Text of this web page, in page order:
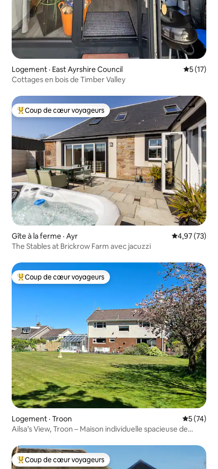
Logement · East Ayrshire Council Note
5 (17)
Cottages en bois de Timber Valley
Coup de cœur voyageurs parmi les plus aimés
Coup de cœur voyageurs
Gîte à la ferme · Ayr Note
4,97 (73)
The Stables at Brickrow Farm avec jacuzzi
Coup de cœur voyageurs parmi les plus aimés
Coup de cœur voyageurs
Logement · Troon Note
5 (74)
Ailsa’s View, Troon – Maison individuelle spacieuse de
Coup de cœur voyageurs parmi les plus aimés
Coup de cœur voyageurs